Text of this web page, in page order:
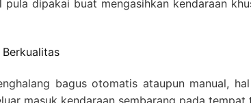
dipakai buat mengasihkan kendaraan
bagus otomatis ataupun manual,